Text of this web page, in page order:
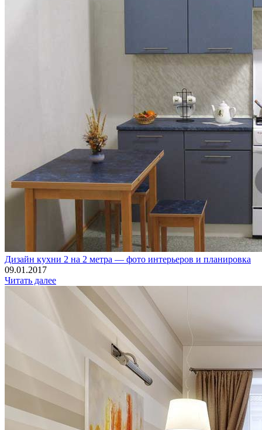
Дизайн кухни 2 на 2 метра — фото интерьеров и планировка
09.01.2017
Читать далее